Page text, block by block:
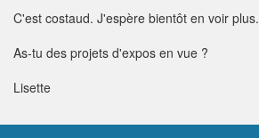
C'est costaud. J'espère bientôt en voir plus.
As-tu des projets d'expos en vue ?
Lisette